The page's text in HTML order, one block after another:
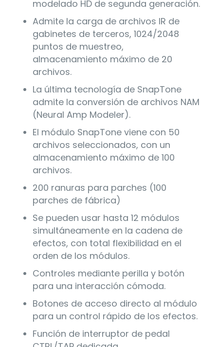
modelado HD de segunda generación.
Admite la carga de archivos IR de
gabinetes de terceros, 1024/2048
puntos de muestreo,
almacenamiento máximo de 20
archivos.
La última tecnología de SnapTone
admite la conversión de archivos NAM
(Neural Amp Modeler).
El módulo SnapTone viene con 50
archivos seleccionados, con un
almacenamiento máximo de 100
archivos.
200 ranuras para parches (100
parches de fábrica)
Se pueden usar hasta 12 módulos
simultáneamente en la cadena de
efectos, con total flexibilidad en el
orden de los módulos.
Controles mediante perilla y botón
para una interacción cómoda.
Botones de acceso directo al módulo
para un control rápido de los efectos.
Función de interruptor de pedal